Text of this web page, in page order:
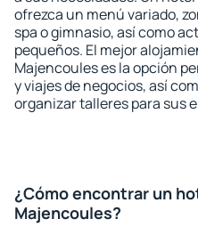
ofrezca un menú variado,
spa o gimnasio, así como
pequeños. El mejor
Majencoules es la opción
y viajes de negocios, así
organizar talleres para sus
¿Cómo encontrar un
Majencoules?